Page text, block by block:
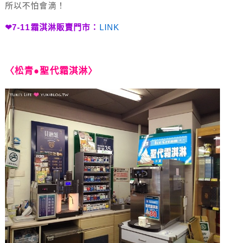
所以不怕會滴！
❤7-11霜淇淋販賣門市： LINK
〈松青●聖代霜淇淋〉